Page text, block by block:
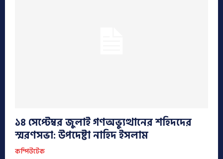
১৪ সেপ্টেম্বর জুলাই গণঅভ্যুত্থানের শহিদদের
স্মরণসভা: উপদেষ্টা নাহিদ ইসলাম
কম্পিউটেক